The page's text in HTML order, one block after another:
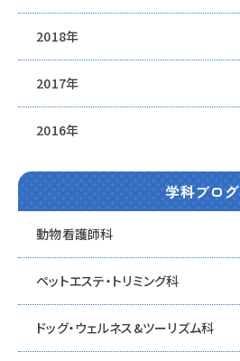
2018年
2017年
2016年
学科ブログ
動物看護師科
ペットエステ・トリミング科
ドッグ・ウェルネス&ツーリズム科